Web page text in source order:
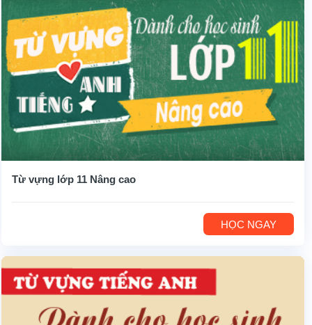
Từ vựng lớp 11 Nâng cao
HỌC NGAY